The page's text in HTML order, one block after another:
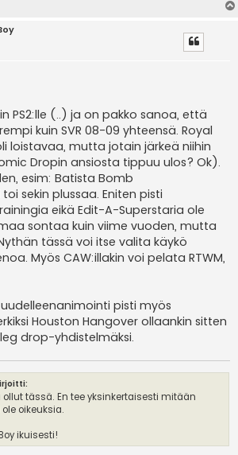
PS2:lle (..) ja on pakko sanoa, että
kuin SVR 08-09 yhteensä. Royal
loistavaa, mutta jotain järkeä niihin
Dropin ansiosta tippuu ulos? Ok).
esim: Batista Bomb
sekin plussaa. Eniten pisti
eikä Edit-A-Superstaria ole
sontaa kuin viime vuoden, mutta
tässä voi itse valita käykö
Myös CAW:illakin voi pelata RTWM,
pisti myös
Houston Hangover ollaankin sitten
drop-yhdistelmäksi.
tässä. En tee yksinkertaisesti mitään
oikeuksia.
ikuisesti!